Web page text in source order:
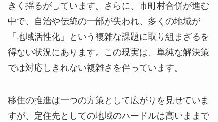
きく揺るがしています。さらに、市町村合併が進む
中で、自治や伝統の一部が失われ、多くの地域が
「地域活性化」という複雑な課題に取り組まざるを
得ない状況にあります。この現実は、単純な解決策
では対応しきれない複雑さを伴っています。
移住の推進は一つの方策として広がりを見せていま
すが、定住先としての地域のハードルは高いままで